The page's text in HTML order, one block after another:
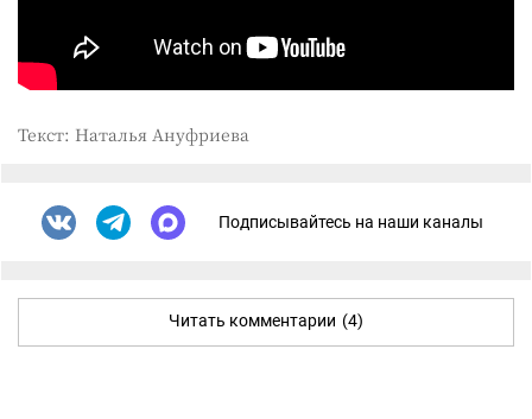
Текст: Наталья Ануфриева
Подписывайтесь на наши каналы
Читать комментарии (4)